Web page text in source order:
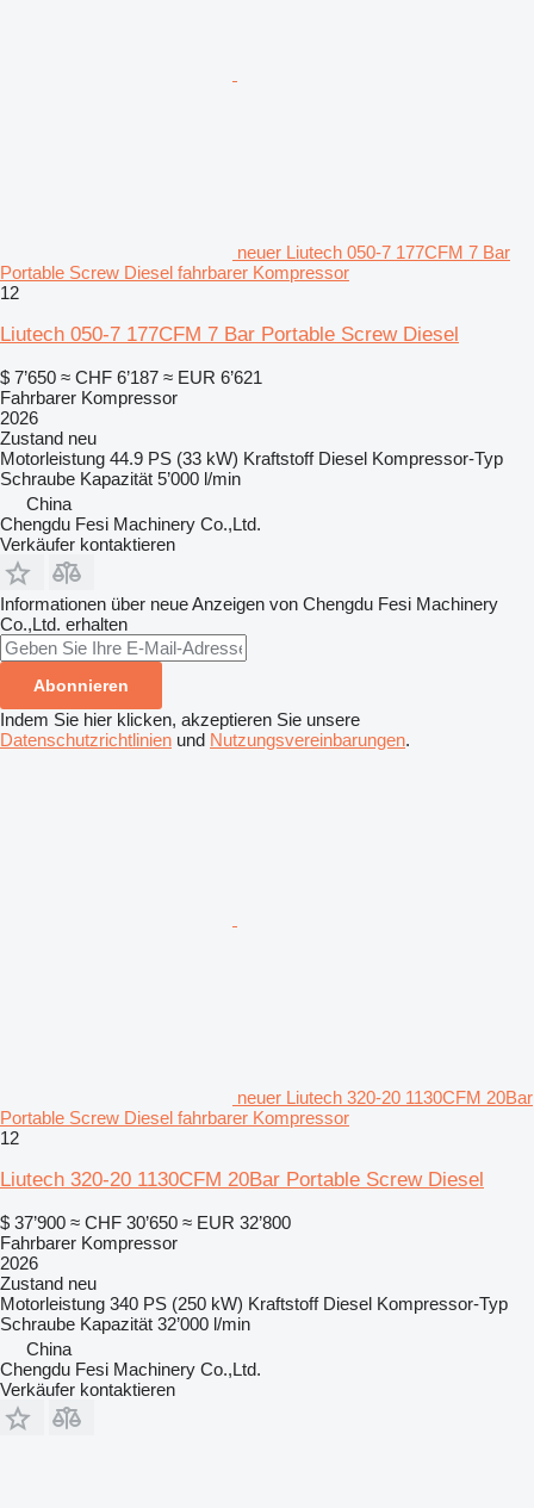
neuer Liutech 050-7 177CFM 7 Bar
Portable Screw Diesel fahrbarer Kompressor
12
Liutech 050-7 177CFM 7 Bar Portable Screw Diesel
$ 7’650 ≈ CHF 6’187 ≈ EUR 6’621
Fahrbarer Kompressor
2026
Zustand neu
Motorleistung 44.9 PS (33 kW) Kraftstoff Diesel Kompressor-Typ
Schraube Kapazität 5’000 l/min
China
Chengdu Fesi Machinery Co.,Ltd.
Verkäufer kontaktieren
Informationen über neue Anzeigen von Chengdu Fesi Machinery
Co.,Ltd. erhalten
Abonnieren
Indem Sie hier klicken, akzeptieren Sie unsere
Datenschutzrichtlinien und Nutzungsvereinbarungen.
neuer Liutech 320-20 1130CFM 20Bar
Portable Screw Diesel fahrbarer Kompressor
12
Liutech 320-20 1130CFM 20Bar Portable Screw Diesel
$ 37’900 ≈ CHF 30’650 ≈ EUR 32’800
Fahrbarer Kompressor
2026
Zustand neu
Motorleistung 340 PS (250 kW) Kraftstoff Diesel Kompressor-Typ
Schraube Kapazität 32’000 l/min
China
Chengdu Fesi Machinery Co.,Ltd.
Verkäufer kontaktieren